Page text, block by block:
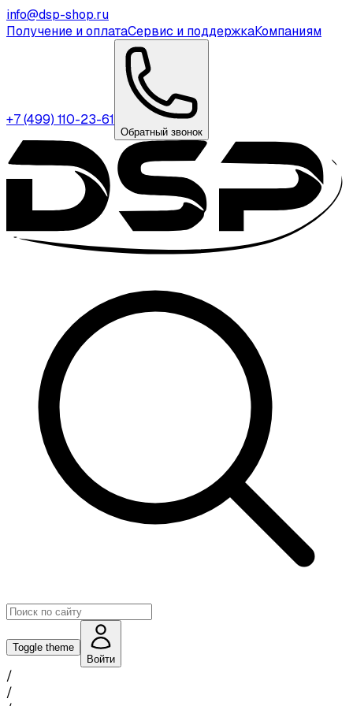
info@dsp-shop.ru
Получение и оплатаСервис и поддержкаКомпаниям
+7 (499) 110-23-61
Обратный звонок
Toggle theme
Войти
/
/